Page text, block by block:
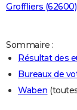
Mobiles
Meilleur smartphone
Internet
Ordinateurs
Jeux vidéo
Guide high-tech
+
BRICOLAGE
Guides de France
Escapades
Patrimoine
Expositions
Musées
Week-end nature
LIFESTYLE
Art de vivre
Bien-être
Loisirs
Mode
Modes de vie
Groffliers (62600)
Sommaire :
Résultat des
Bureaux de
Waben